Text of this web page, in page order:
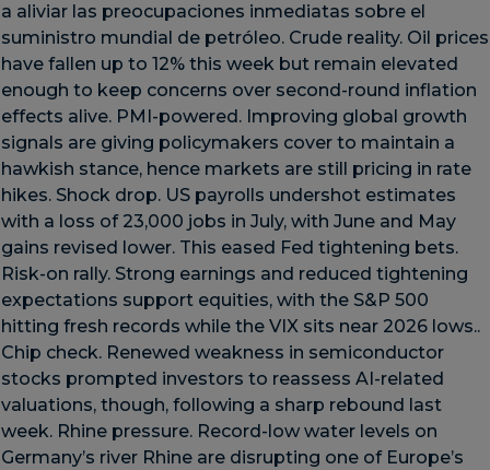
a aliviar las preocupaciones inmediatas sobre el
suministro mundial de petróleo. Crude reality. Oil prices
have fallen up to 12% this week but remain elevated
enough to keep concerns over second-round inflation
effects alive. PMI-powered. Improving global growth
signals are giving policymakers cover to maintain a
hawkish stance, hence markets are still pricing in rate
hikes. Shock drop. US payrolls undershot estimates
with a loss of 23,000 jobs in July, with June and May
gains revised lower. This eased Fed tightening bets.
Risk-on rally. Strong earnings and reduced tightening
expectations support equities, with the S&P 500
hitting fresh records while the VIX sits near 2026 lows..
Chip check. Renewed weakness in semiconductor
stocks prompted investors to reassess AI-related
valuations, though, following a sharp rebound last
week. Rhine pressure. Record-low water levels on
Germany’s river Rhine are disrupting one of Europe’s